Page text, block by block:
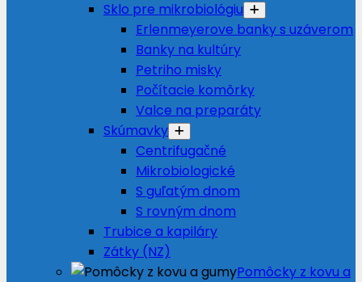
Sklo pre mikrobiológiu
Erlenmeyerove banky s uzáverom
Banky na kultúry
Petriho misky
Počítacie komôrky
Valce na preparáty
Skúmavky
Centrifugačné
Mikrobiologické
S guľatým dnom
S rovným dnom
Trubice a kapiláry
Zátky (NZ)
Pomôcky z kovu a